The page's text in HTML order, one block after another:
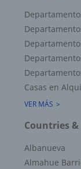
Casas en
VER MÁS
Countries
Albanueva
Almahue